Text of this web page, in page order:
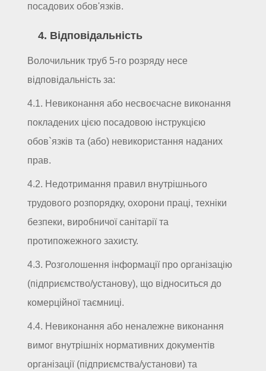
посадових обов'язків.
4. Відповідальність
Волочильник труб 5-го розряду несе
відповідальність за:
4.1. Невиконання або несвоєчасне виконання
покладених цією посадовою інструкцією
обов`язків та (або) невикористання наданих
прав.
4.2. Недотримання правил внутрішнього
трудового розпорядку, охорони праці, техніки
безпеки, виробничої санітарії та
протипожежного захисту.
4.3. Розголошення інформації про організацію
(підприємство/установу), що відноситься до
комерційної таємниці.
4.4. Невиконання або неналежне виконання
вимог внутрішніх нормативних документів
організації (підприємства/установи) та